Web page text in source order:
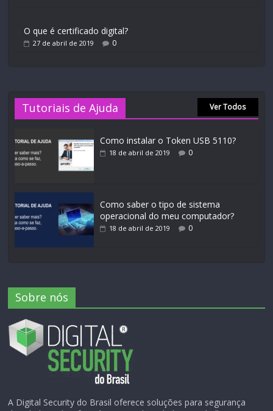
O que é certificado digital?
27 de abril de 2019 0
Tutoriais de Ajuda Ver Todos
Como instalar o Token USB 5110?
18 de abril de 2019 0
Como saber o tipo de sistema
operacional do meu computador?
18 de abril de 2019 0
Sobre nós
A Digital Security do Brasil oferece soluções para segurança